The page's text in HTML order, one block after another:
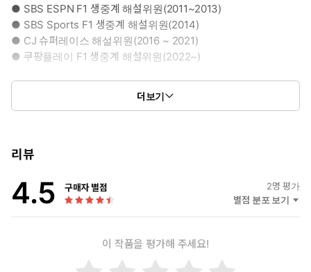
● SBS ESPN F1 생중계 해설위원(2011~2013)
● SBS Sports F1 생중계 해설위원(2014)
● CJ 슈퍼레이스 해설위원(2016 ~ 2021)
● 쿠팡플레이 F1 생중계 해설위원(2022~)
● 《블랙북 제0권 : F1 용어집 1000》(2019, 개인 출판)
● 《그랑프리 블랙북 제1권 : F1 레이스카의 공기역학》(2023, 골
감수 김효원
● 케임브리지 대학교 BA/MEng Engineering
● 임페리얼 칼리지 런던 PhD Aeronautical Engineering
더보기
리뷰
4.5 구매자 별점 2명 평가
별점 분포 보기
이 작품을 평가해 주세요!